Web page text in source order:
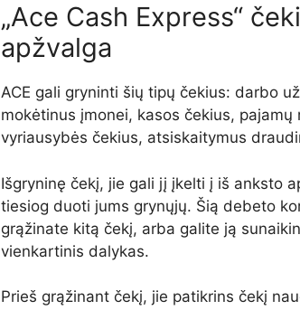
„Ace Cash Express“
apžvalga
ACE gali gryninti šių tipų čekius: darbo
mokėtinus įmonei, kasos čekius, pajamų
vyriausybės čekius, atsiskaitymus
Išgryninę čekį, jie gali jį įkelti į iš anksto
tiesiog duoti jums grynųjų. Šią debeto
grąžinate kitą čekį, arba galite ją
vienkartinis dalykas.
Prieš grąžinant čekį, jie patikrins čekį